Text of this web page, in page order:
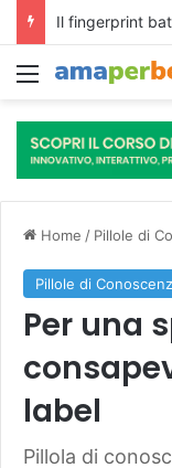
Menu
Home / Pillole di
Pillole di
Per una
label
Pillola di